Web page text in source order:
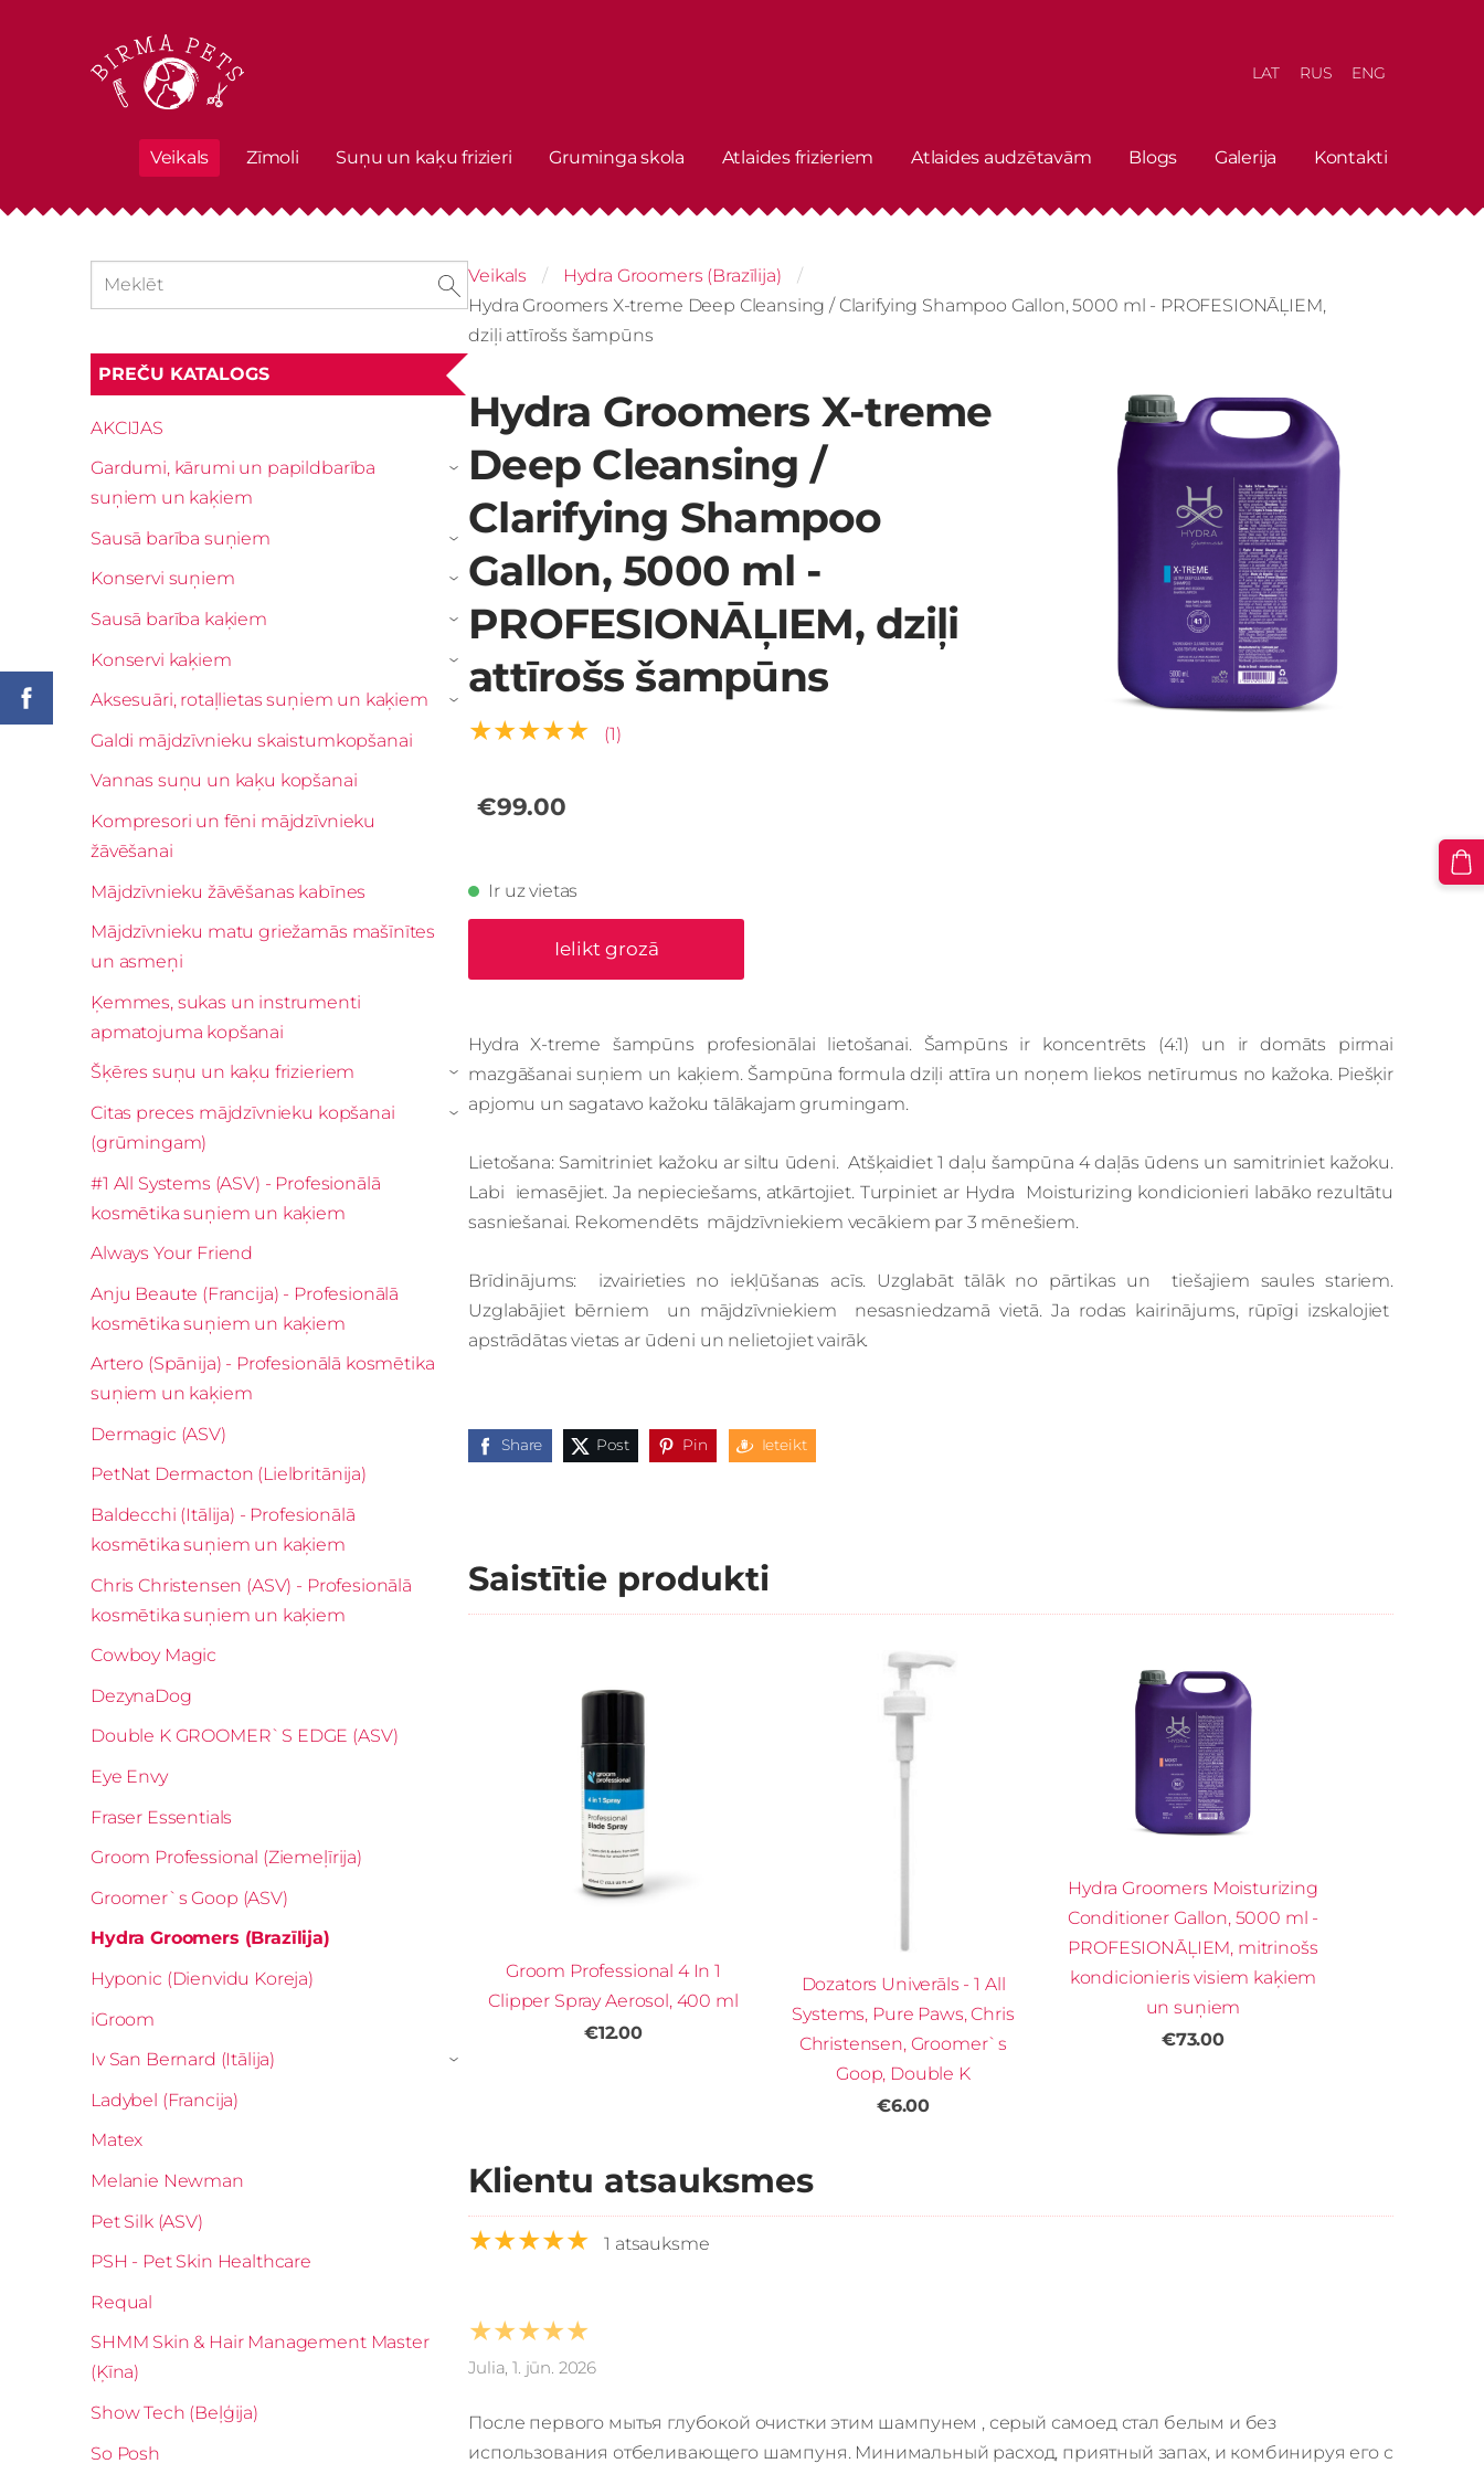
Veikals Zīmoli Suņu un kaķu frizieri Gruminga skola Atlaides frizieriem Atlaides audzētavām Blogs Galerija Kontakti
LAT RUS ENG
PREČU KATALOGS
AKCIJAS
Gardumi, kārumi un papildbarība
suņiem un kaķiem
›
Sausā barība suņiem ›
Konservi suņiem ›
Sausā barība kaķiem ›
Konservi kaķiem ›
Aksesuāri, rotaļlietas suņiem un kaķiem ›
Galdi mājdzīvnieku skaistumkopšanai
Vannas suņu un kaķu kopšanai
Kompresori un fēni mājdzīvnieku
žāvēšanai
Mājdzīvnieku žāvēšanas kabīnes
Mājdzīvnieku matu griežamās mašīnītes
un asmeņi
Ķemmes, sukas un instrumenti
apmatojuma kopšanai
Šķēres suņu un kaķu frizieriem
›
Citas preces mājdzīvnieku kopšanai
(grūmingam)
›
#1 All Systems (ASV) - Profesionālā
kosmētika suņiem un kaķiem
Always Your Friend
Anju Beaute (Francija) - Profesionālā
kosmētika suņiem un kaķiem
Artero (Spānija) - Profesionālā kosmētika
suņiem un kaķiem
Dermagic (ASV)
PetNat Dermacton (Lielbritānija)
Baldecchi (Itālija) - Profesionālā
kosmētika suņiem un kaķiem
Chris Christensen (ASV) - Profesionālā
kosmētika suņiem un kaķiem
Cowboy Magic
DezynaDog
Double K GROOMER`S EDGE (ASV)
Eye Envy
Fraser Essentials
Groom Professional (Ziemeļīrija)
Groomer`s Goop (ASV)
Hydra Groomers (Brazīlija)
Hyponic (Dienvidu Koreja)
iGroom
Iv San Bernard (Itālija)
›
Ladybel (Francija)
Matex
Melanie Newman
Pet Silk (ASV)
PSH - Pet Skin Healthcare
Requal
SHMM Skin & Hair Management Master
(Ķīna)
Show Tech (Beļģija)
So Posh
Veikals
Hydra Groomers (Brazīlija)
Hydra Groomers X-treme Deep Cleansing / Clarifying Shampoo Gallon, 5000 ml - PROFESIONĀĻIEM,
dziļi attīrošs šampūns
Hydra Groomers X-treme
Deep Cleansing /
Clarifying Shampoo
Gallon, 5000 ml -
PROFESIONĀĻIEM, dziļi
attīrošs šampūns
★★★★★ (1)
€99.00
Ir uz vietas
Ielikt grozā
Hydra X-treme šampūns profesionālai lietošanai. Šampūns ir koncentrēts (4:1) un ir domāts pirmai
mazgāšanai suņiem un kaķiem. Šampūna formula dziļi attīra un noņem liekos netīrumus no kažoka. Piešķir
apjomu un sagatavo kažoku tālākajam grumingam.
Lietošana: Samitriniet kažoku ar siltu ūdeni. Atšķaidiet 1 daļu šampūna 4 daļās ūdens un samitriniet kažoku.
Labi iemasējiet. Ja nepieciešams, atkārtojiet. Turpiniet ar Hydra Moisturizing kondicionieri labāko rezultātu
sasniešanai. Rekomendēts mājdzīvniekiem vecākiem par 3 mēnešiem.
Brīdinājums: izvairieties no iekļūšanas acīs. Uzglabāt tālāk no pārtikas un tiešajiem saules stariem.
Uzglabājiet bērniem un mājdzīvniekiem nesasniedzamā vietā. Ja rodas kairinājums, rūpīgi izskalojiet
apstrādātas vietas ar ūdeni un nelietojiet vairāk.
Share Post Pin Ieteikt
Saistītie produkti
Groom Professional 4 In 1
Clipper Spray Aerosol, 400 ml
€12.00
Dozators Univerāls - 1 All
Systems, Pure Paws, Chris
Christensen, Groomer`s
Goop, Double K
€6.00
Hydra Groomers Moisturizing
Conditioner Gallon, 5000 ml -
PROFESIONĀĻIEM, mitrinošs
kondicionieris visiem kaķiem
un suņiem
€73.00
Klientu atsauksmes
★★★★★ 1 atsauksme
★★★★★
Julia, 1. jūn. 2026
После первого мытья глубокой очистки этим шампунем , серый самоед стал белым и без
использования отбеливающего шампуня. Минимальный расход, приятный запах, и комбинируя его с